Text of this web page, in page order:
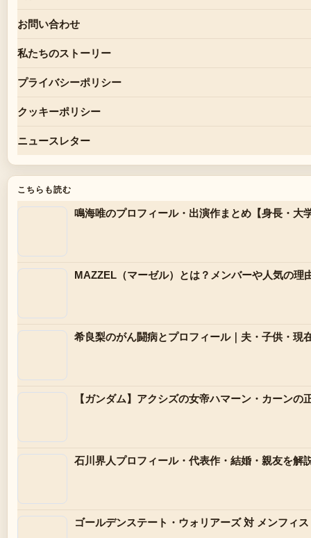
お問い合わせ
私たちのストーリー
プライバシーポリシー
クッキーポリシー
ニュースレター
こちらも読む
鳴海唯のプロフィール・出演作まとめ【身長・大
MAZZEL（マーゼル）とは？メンバーや人気の理
希良梨のがん闘病とプロフィール｜夫・子供・現
【ガンダム】アクシズの女帝ハマーン・カーン
石川界人プロフィール・代表作・結婚・親友を解
ゴールデンステート・ウォリアーズ 対 メンフィ